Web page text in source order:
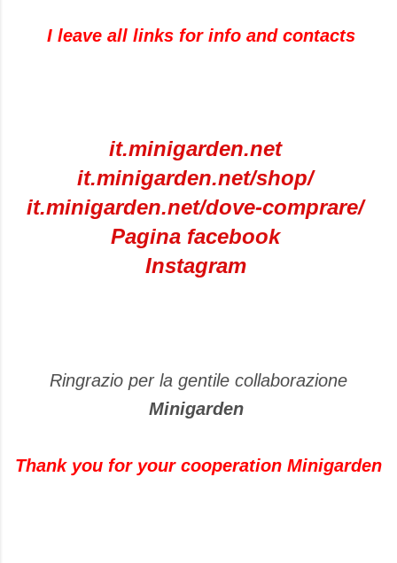
I leave all links for info and contacts
it.minigarden.net
it.minigarden.net/shop/
it.minigarden.net/dove-comprare/
Pagina facebook
Instagram
Ringrazio per la gentile collaborazione
Minigarden
Thank you for your cooperation Minigarden